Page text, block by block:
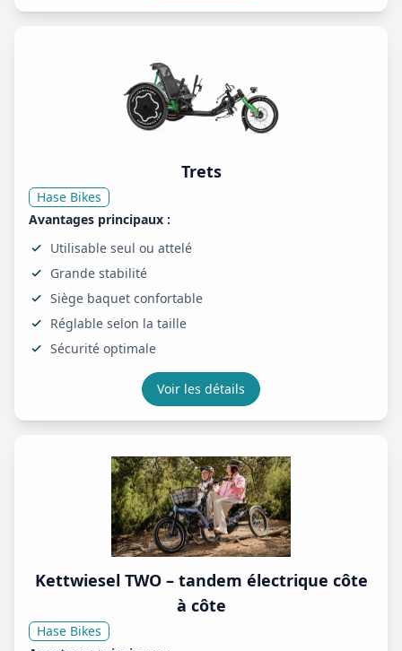
Trets
Hase Bikes
Avantages principaux :
Utilisable seul ou attelé
Grande stabilité
Siège baquet confortable
Réglable selon la taille
Sécurité optimale
Voir les détails
Kettwiesel TWO – tandem électrique côte
à côte
Hase Bikes